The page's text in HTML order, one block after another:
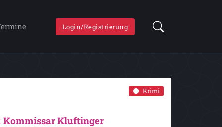
Login/Registrierung
Krimi
Kluftinger